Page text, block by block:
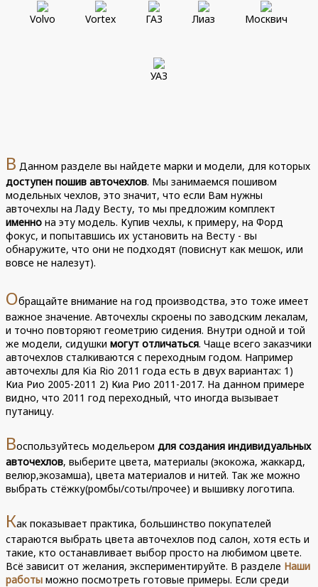
Volvo Vortex ГАЗ Лиаз Москвич
УАЗ
В Данном разделе вы найдете марки и модели, для которых
доступен пошив авточехлов. Мы занимаемся пошивом
модельных чехлов, это значит, что если Вам нужны
авточехлы на Ладу Весту, то мы предложим комплект
именно на эту модель. Купив чехлы, к примеру, на Форд
фокус, и попытавшись их установить на Весту - вы
обнаружите, что они не подходят (повиснут как мешок, или
вовсе не налезут).
Обращайте внимание на год производства, это тоже имеет
важное значение. Авточехлы скроены по заводским лекалам,
и точно повторяют геометрию сидения. Внутри одной и той
же модели, сидушкимогут отличаться. Чаще всего заказчики
авточехлов сталкиваются с переходным годом. Например
авточехлы для Kia Rio 2011 года есть в двух вариантах: 1)
Киа Рио 2005-2011 2) Киа Рио 2011-2017. На данном примере
видно, что 2011 год переходный, что иногда вызывает
путаницу.
Воспользуйтесь модельеромдля создания индивидуальных
авточехлов, выберите цвета, материалы (экокожа, жаккард,
велюр,экозамша), цвета материалов и нитей. Так же можно
выбрать стёжку(ромбы/соты/прочее) и вышивку логотипа.
Как показывает практика, большинство покупателей
стараются выбрать цвета авточехлов под салон, хотя есть и
такие, кто останавливает выбор просто на любимом цвете.
Всё зависит от желания, экспериментируйте. В разделе Наши
работы можно посмотреть готовые примеры. Если среди